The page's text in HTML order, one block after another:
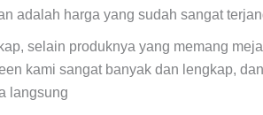
adalah harga yang sudah sangat
selain produknya yang memang
kami sangat banyak dan lengkap,
langsung